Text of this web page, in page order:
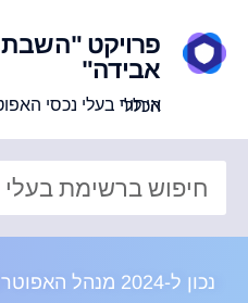
פרויקט "השבת
אבידה"
איתור בעלי נכסי האפוטרופוס הכללי
נכון ל-2024 מנהל האפוטרופוס הכללי יותר מ-15,000 נכסים בשווי מוערך של 8 מיליארד ש"ח